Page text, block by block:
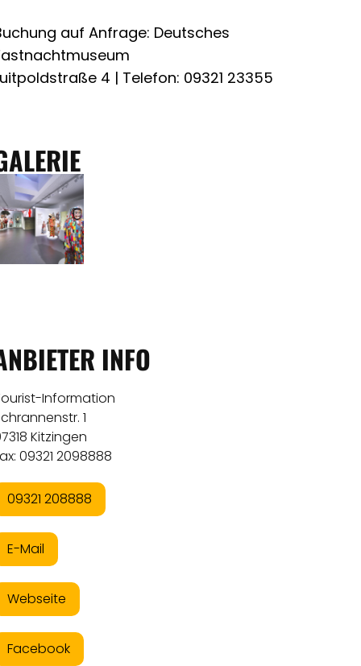
auf Anfrage: Deutsches
4 | Telefon: 09321 23355
INFO
Information
1
Kitzingen
09321 2098888
09321 208888
E-Mail
Webseite
Facebook